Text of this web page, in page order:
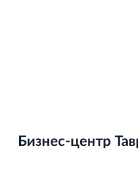
Торгово-
Современный торговый
Бизнес-центр